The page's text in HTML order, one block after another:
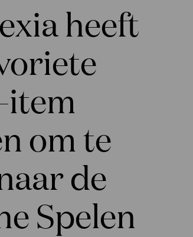
heeft
item
om te
de
Spelen